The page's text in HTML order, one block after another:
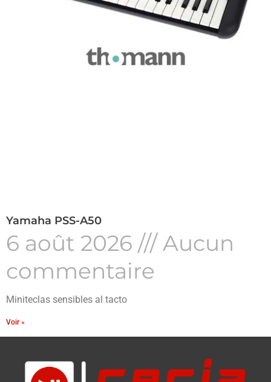
Yamaha PSS-A50
6 août 2026
Aucun
commentaire
Miniteclas sensibles al tacto
Voir »